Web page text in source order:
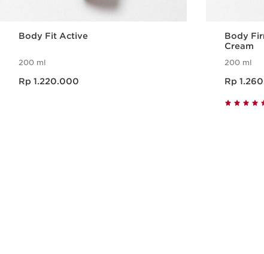
Body Fit Active
200 ml
Rp 1.220.000
Body
Cream
200 ml
Rp